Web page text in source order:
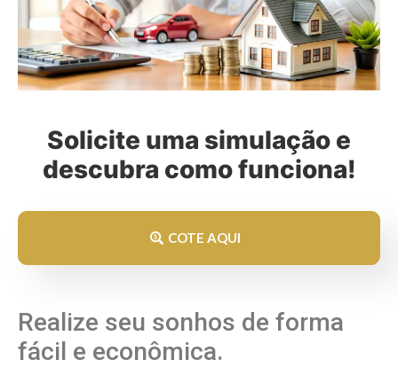
Solicite uma simulação e
descubra como funciona!
COTE AQUI
Realize seu sonhos de forma
fácil e econômica.